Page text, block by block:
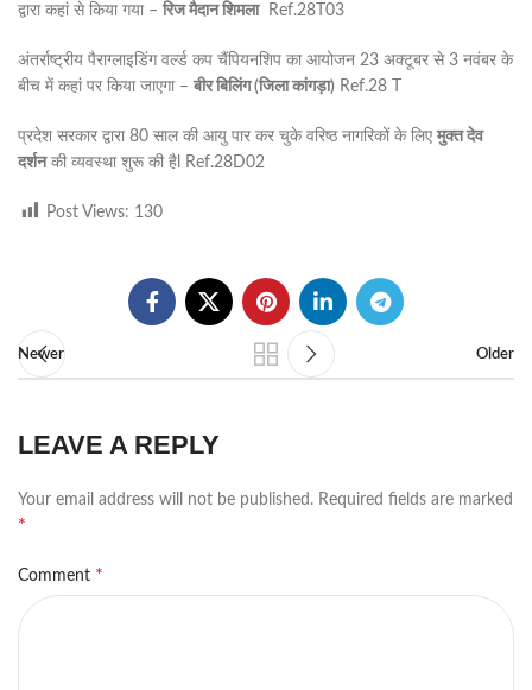
द्वारा कहां से किया गया – रिज मैदान शिमलाRef.28T03
अंतर्राष्ट्रीय पैराग्लाइडिंग वर्ल्ड कप चैंपियनशिप का आयोजन 23 अक्टूबर से 3 नवंबर के
बीच में कहां पर किया जाएगा – बीर बिलिंग (जिला कांगड़ा) Ref.28 T
प्रदेश सरकार द्वारा 80 साल की आयु पार कर चुके वरिष्ठ नागरिकों के लिए मुक्त देव
दर्शनकी व्यवस्था शुरू की हैl Ref.28D02
Post Views: 130
Newer Older
LEAVE A REPLY
Your email address will not be published. Required fields are marked
*
Comment *